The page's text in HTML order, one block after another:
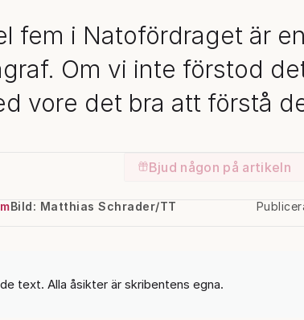
fem i Natofördraget är en
Om vi inte förstod
vore det bra att förstå
Bjud någon på artikeln
Bild: Matthias Schrader/TT
text. Alla åsikter är skribentens egna.